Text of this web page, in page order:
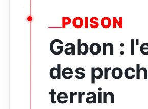
POISON
Gabon :
des
terrain